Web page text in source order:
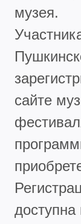
музея.
сайте